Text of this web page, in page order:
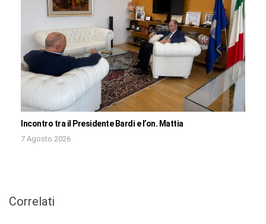
Incontro tra il Presidente Bardi e l’on. Mattia
7 Agosto 2026
Correlati